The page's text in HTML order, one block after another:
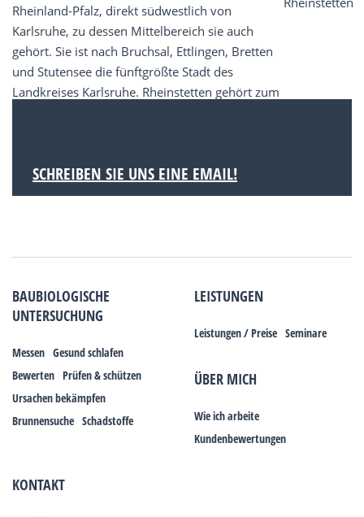
Rheinland-Pfalz, direkt südwestlich von
Karlsruhe, zu dessen Mittelbereich sie auch
gehört. Sie ist nach Bruchsal, Ettlingen, Bretten
und Stutensee die fünftgrößte Stadt des
Landkreises Karlsruhe. Rheinstetten gehört zum
SCHREIBEN SIE UNS EINE EMAIL!
BAUBIOLOGISCHE
UNTERSUCHUNG
Messen Gesund schlafen
Bewerten Prüfen & schützen
Ursachen bekämpfen
Brunnensuche Schadstoffe
LEISTUNGEN
Leistungen / Preise Seminare
ÜBER MICH
Wie ich arbeite
Kundenbewertungen
KONTAKT